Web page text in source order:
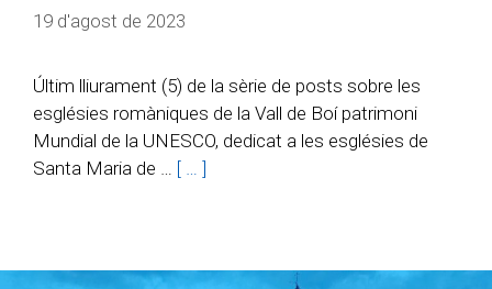
19 d'agost de 2023
Últim lliurament (5) de la sèrie de posts sobre les
esglésies romàniques de la Vall de Boí patrimoni
Mundial de la UNESCO, dedicat a les esglésies de
Santa Maria de … [ … ]